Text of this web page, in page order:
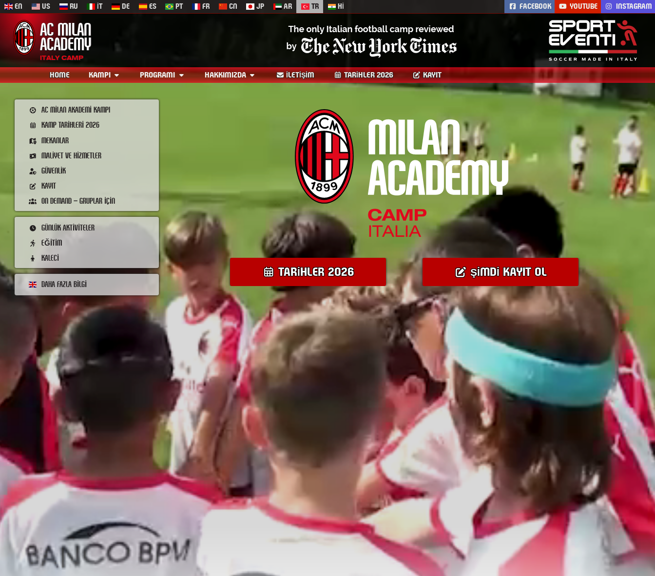
EN US RU IT DE ES PT FR CN JP AR TR HI FACEBOOK YOUTUBE INSTAGRAM
AC MILAN
ACADEMY
ITALY CAMP
AC
MILAN
AKADEMI
KAMPI
AC
Milan resmi
futbol yaz kampı
olan AC Milan
Academy Camp.
AC Milan futbol
yaz okulu. AC
Milan’nın çocuk
ve gençlik yaz
kampı.
HOME KAMPI PROGRAMI HAKKIMIZDA İLETIŞIM TARIHLER 2026 KAYIT
TARIHLER 2026 ŞIMDI KAYIT OL
AC MILAN AKADEMI KAMPI
KAMP TARIHLERI 2026
MEKANLAR
MALIYET VE HIZMETLER
GÜVENLIK
KAYIT
ON DEMAND – GRUPLAR IÇIN
GÜNLÜK AKTIVITELER
EĞITIM
KALECI
DAHA FAZLA BILGI